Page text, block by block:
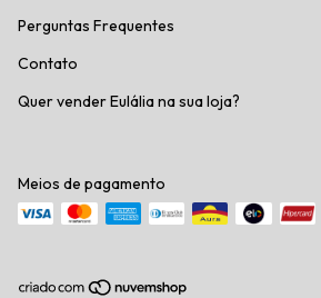
Perguntas Frequentes
Contato
Quer vender Eulália na sua loja?
Meios de pagamento